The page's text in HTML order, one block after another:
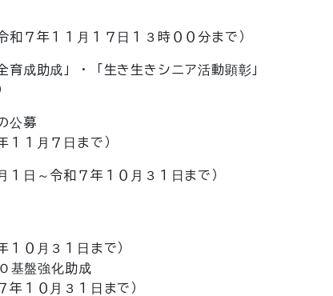
１１月１７日１３時００分まで）
助成」・「生き生きシニア活動顕彰」
公募
月７日まで）
～令和７年１０月３１日まで）
月３１日まで）
盤強化助成
０月３１日まで）